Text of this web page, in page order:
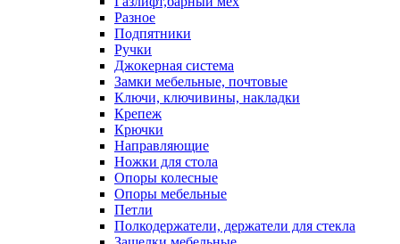
Разное
Подпятники
Ручки
Джокерная система
Замки мебельные, почтовые
Ключи, ключивины, накладки
Крепеж
Крючки
Направляющие
Ножки для стола
Опоры колесные
Опоры мебельные
Петли
Полкодержатели, держатели для стекла